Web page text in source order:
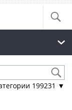
199231 ▼